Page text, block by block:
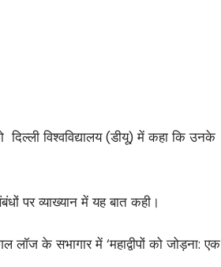
विश्वविद्यालय (डीयू) में कहा कि उनके
पर व्याख्यान में यह बात कही।
लॉज के सभागार में ‘महाद्वीपों को जोड़ना: एक